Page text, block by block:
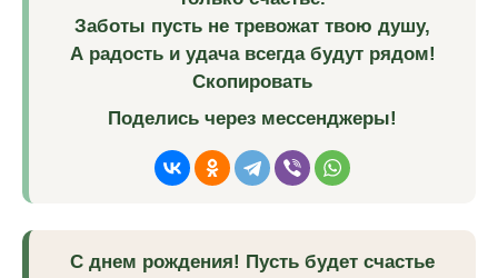
Заботы пусть не тревожат твою душу,
А радость и удача всегда будут рядом!
Скопировать
Поделись через мессенджеры!
С днем рождения! Пусть будет счастье